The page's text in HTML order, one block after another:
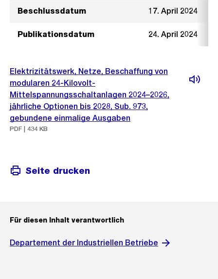
Beschlussdatum 17. April 2024
Publikationsdatum 24. April 2024
Elektrizitätswerk, Netze, Beschaffung von
modularen 24-Kilovolt-
Mittelspannungsschaltanlagen 2024–2026,
jährliche Optionen bis 2028, Sub. 973,
gebundene einmalige Ausgaben
PDF | 434 KB
Seite drucken
Für diesen Inhalt verantwortlich
Departement der Industriellen Betriebe